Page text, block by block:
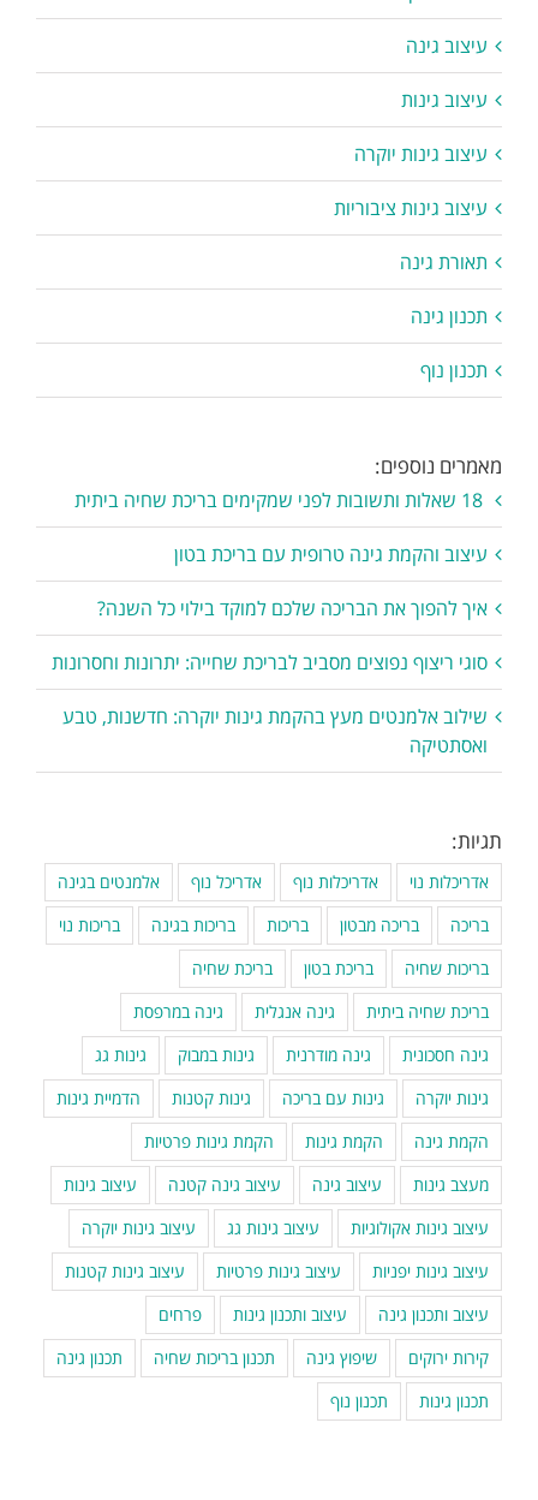
עיצוב גינה
עיצוב גינות
עיצוב גינות יוקרה
עיצוב גינות ציבוריות
תאורת גינה
תכנון גינה
תכנון נוף
מאמרים נוספים:
עיצוב והקמת גינה טרופית עם בריכת בטון
איך להפוך את הבריכה שלכם למוקד בילוי כל השנה?
סוגי ריצוף נפוצים מסביב לבריכת שחייה: יתרונות וחסרונות
שילוב אלמנטים מעץ בהקמת גינות יוקרה: חדשנות, טבע
ואסתטיקה
תגיות:
אדריכלות נוי אדריכלות נוף אדריכל נוף
אלמנטים בגינה
בריכה
בריכה מבטון בריכות בריכות בגינה
בריכות נוי
בריכות שחיה
בריכת בטון
בריכת שחיה
בריכת שחיה ביתית
גינה אנגלית
גינה במרפסת
גינה חסכונית
גינה מודרנית גינות במבוק
גינות גג
גינות יוקרה
גינות עם בריכה גינות קטנות
הדמיית גינות
הקמת גינה
הקמת גינות
הקמת גינות פרטיות
מעצב גינות
עיצוב גינה עיצוב גינה קטנה
עיצוב גינות
עיצוב גינות אקולוגיות
עיצוב גינות גג
עיצוב גינות יוקרה
עיצוב גינות יפניות
עיצוב גינות פרטיות
עיצוב גינות קטנות
עיצוב ותכנון גינה
עיצוב ותכנון גינות
פרחים
קירות ירוקים
שיפוץ גינה תכנון בריכות שחיה
תכנון גינה
תכנון גינות
תכנון נוף